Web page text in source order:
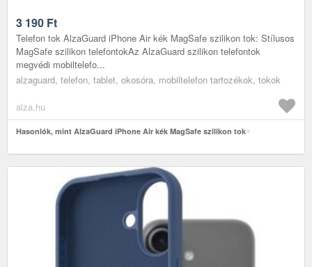
3 190 Ft
Telefon tok AlzaGuard iPhone Air kék MagSafe szilikon tok: Stílusos
MagSafe szilikon telefontokAz AlzaGuard szilikon telefontok
megvédi mobiltelefo...
alzaguard, telefon, tablet, okosóra, mobiltelefon tartozékok, tokok
alza.hu
Hasonlók, mint AlzaGuard iPhone Air kék MagSafe szilikon tok